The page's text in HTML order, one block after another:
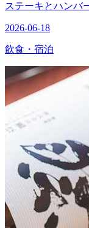
ステーキとハンバ
2026-06-18
飲食・宿泊